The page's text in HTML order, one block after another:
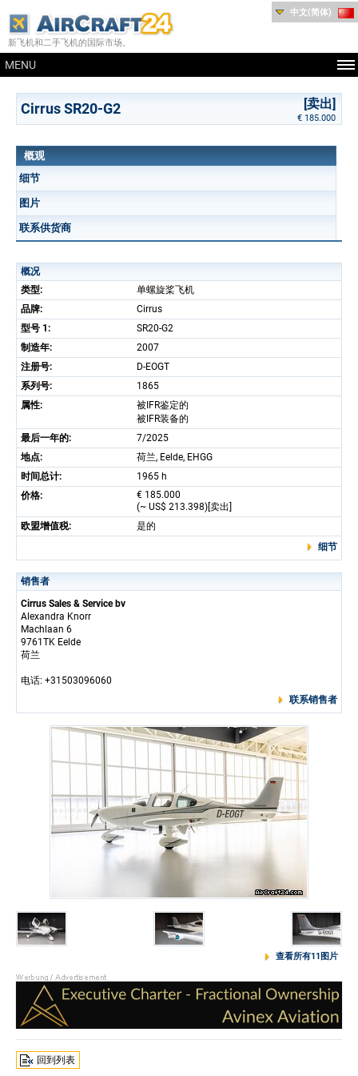
新飞机和二手飞机的国际市场。
MENU
中文(简体)
Cirrus SR20-G2 [卖出]
€ 185.000
概观
细节
图片
联系供货商
概况
类型:
单螺旋桨飞机
品牌:
Cirrus
型号 1:
SR20-G2
制造年:
2007
注册号:
D-EOGT
系列号:
1865
属性:
被IFR鉴定的
被IFR装备的
最后一年的:
7/2025
地点:
荷兰, Eelde, EHGG
时间总计:
1965 h
价格:
€ 185.000
(~ US$ 213.398)[卖出]
欧盟增值税:
是的
细节
销售者
Cirrus Sales & Service bv
Alexandra Knorr
Machlaan 6
9761TK Eelde
荷兰
电话: +31503096060
联系销售者
查看所有11图片
回到列表